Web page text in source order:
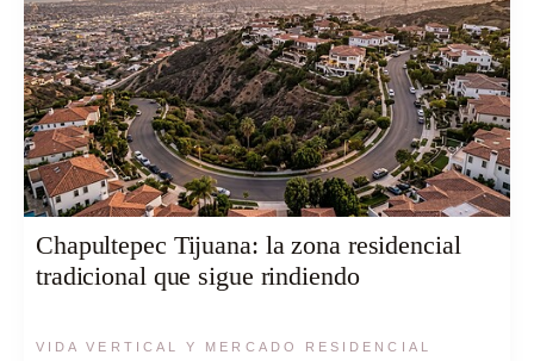
Chapultepec Tijuana: la zona residencial
tradicional que sigue rindiendo
VIDA VERTICAL Y MERCADO RESIDENCIAL